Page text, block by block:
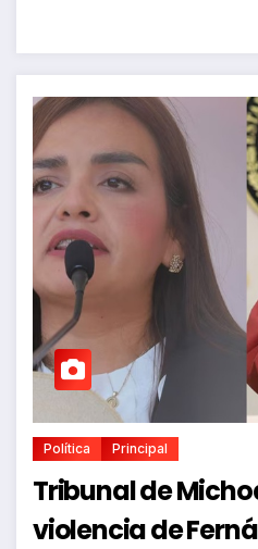
Política Principal
Tribunal de
violencia de